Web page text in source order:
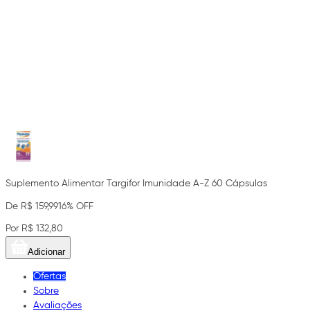
Suplemento Alimentar Targifor Imunidade A-Z 60 Cápsulas
De R$ 159,9916% OFF
Por R$ 132,80
Adicionar
Ofertas
Sobre
Avaliações